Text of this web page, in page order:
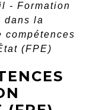
- Formation
dans la
compétences
(FPE)